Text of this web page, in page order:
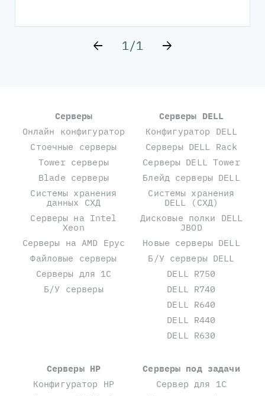
1/1
Серверы
Онлайн конфигуратор
Стоечные серверы
Tower серверы
Blade серверы
Системы хранения
данных СХД
Серверы на Intel
Xeon
Серверы на AMD Epyc
Файловые серверы
Серверы для 1С
Б/У серверы
Серверы DELL
Конфигуратор DELL
Серверы DELL Rack
Серверы DELL Tower
Блейд серверы DELL
Системы хранения
DELL (СХД)
Дисковые полки DELL
JBOD
Новые серверы DELL
Б/У серверы DELL
DELL R750
DELL R740
DELL R640
DELL R440
DELL R630
Серверы HP
Конфигуратор HP
Серверы под задачи
Сервер для 1С